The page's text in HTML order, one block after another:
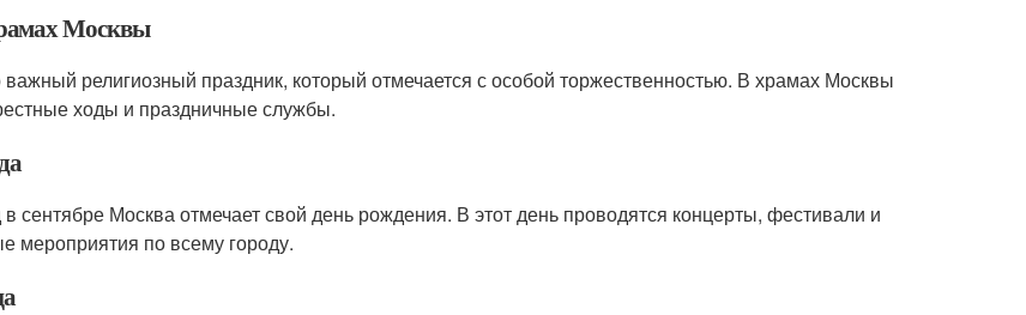
Москвы
важный религиозный праздник, который отмечается с особой торжественностью. В храмах Москвы
ходы и праздничные службы.
сентябре Москва отмечает свой день рождения. В этот день проводятся концерты, фестивали и
мероприятия по всему городу.